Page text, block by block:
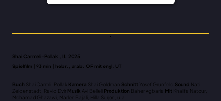
Shai Carmeli-Pollak , IL 2025
Spielfilm | 93 min | hebr., arab. OF mit engl. UT
Buch Shai Carmli-Pollak Kamera Shai Goldman SchnittYosef Grunfeld Sound Nati
Zeidenstadt, Ravid Dvir Musik Avi Belleli Produktion Baher Agbaria MitKhalifa Natour,
Mohamad Ghazawi, Marlen Bajali, Hilla Surjon, u.a.